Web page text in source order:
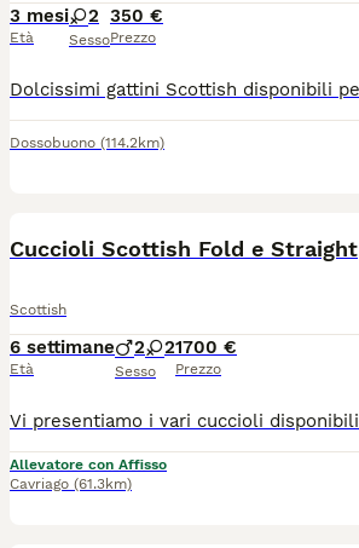
3 mesi
Età
2
Sesso
350 €
Prezzo
Dossobuono (114.2km)
Cuccioli Scottish Fold e Straight
Scottish
6 settimane
Età
2 2
Sesso
1700 €
Prezzo
Allevatore con Affisso
Cavriago (61.3km)